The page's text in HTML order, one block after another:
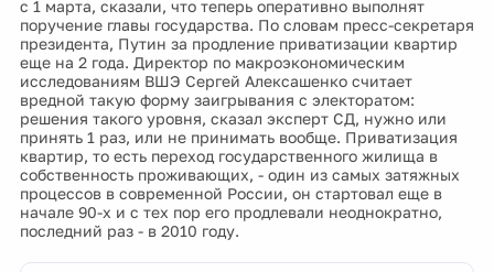
с 1 марта, сказали, что теперь оперативно выполнят
поручение главы государства. По словам пресс-секретаря
президента, Путин за продление приватизации квартир
еще на 2 года. Директор по макроэкономическим
исследованиям ВШЭ Сергей Алексашенко считает
вредной такую форму заигрывания с электоратом:
решения такого уровня, сказал эксперт СД, нужно или
принять 1 раз, или не принимать вообще. Приватизация
квартир, то есть переход государственного жилища в
собственность проживающих, - один из самых затяжных
процессов в современной России, он стартовал еще в
начале 90-х и с тех пор его продлевали неоднократно,
последний раз - в 2010 году.